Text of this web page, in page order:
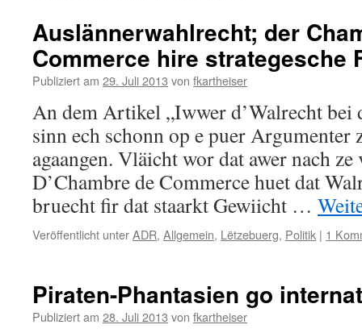
Auslännerwahlrecht; der
Commerce hire strategesche
Publiziert am 29. Juli 2013 von fkartheiser
An dem Artikel „Iwwer d’Walrecht bei
sinn ech schonn op e puer Argumenter
agaangen. Vläicht wor dat awer nach
D’Chambre de Commerce huet dat
bruecht fir dat staarkt Gewiicht …
Veröffentlicht unterADR, Allgemein, Lëtzebuerg, Politik | 1
Piraten-Phantasien go
Publiziert am 28. Juli 2013 von fkartheiser